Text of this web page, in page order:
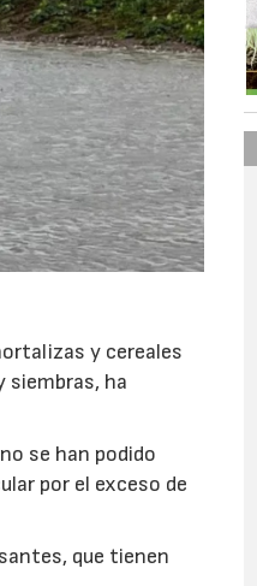
y cereales
siembras, ha
se han podido
por el exceso de
que tienen